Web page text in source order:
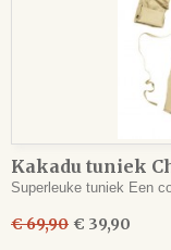
Kakadu tuniek
Superleuke tuniek Een
€ 69,90 € 39,90